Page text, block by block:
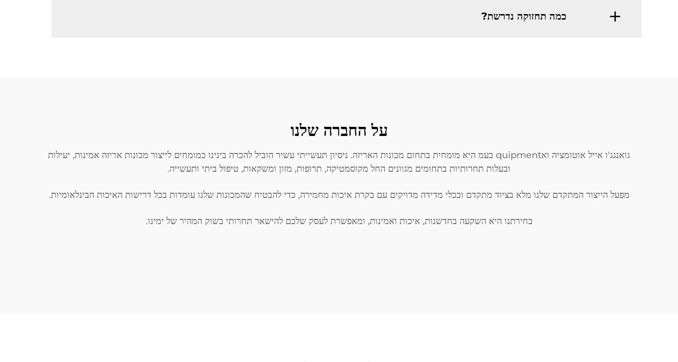
כמה תחזוקה נדרשת?
על החברה שלנו
גואנגג'ו אייל אוטומציה ואquipment בעמ היא מומחית בתחום מכונות האריזה. ניסיון תעשייתי עשיר הוביל להכרה בינינו כמומחים לייצור מכונות אריזה אמינות, יעילות
ובעלות תחרותיות בתחומים מגוונים החל מקוסמטיקה, תרופות, מזון ומשקאות, טיפול ביתי ותעשייה.
מפעל הייצור המתקדם שלנו מלא בציוד מתקדם ובכלי מדידה מדויקים עם בקרת איכות מחמירה, כדי להבטיח שהמכונות שלנו עומדות בכל דרישות האיכות הבינלאומיות.
בחירתנו היא השקעה בחדשנות, איכות ואמינות, ומאפשרת לעסק שלכם להישאר תחרותי בשוק המהיר של ימינו.